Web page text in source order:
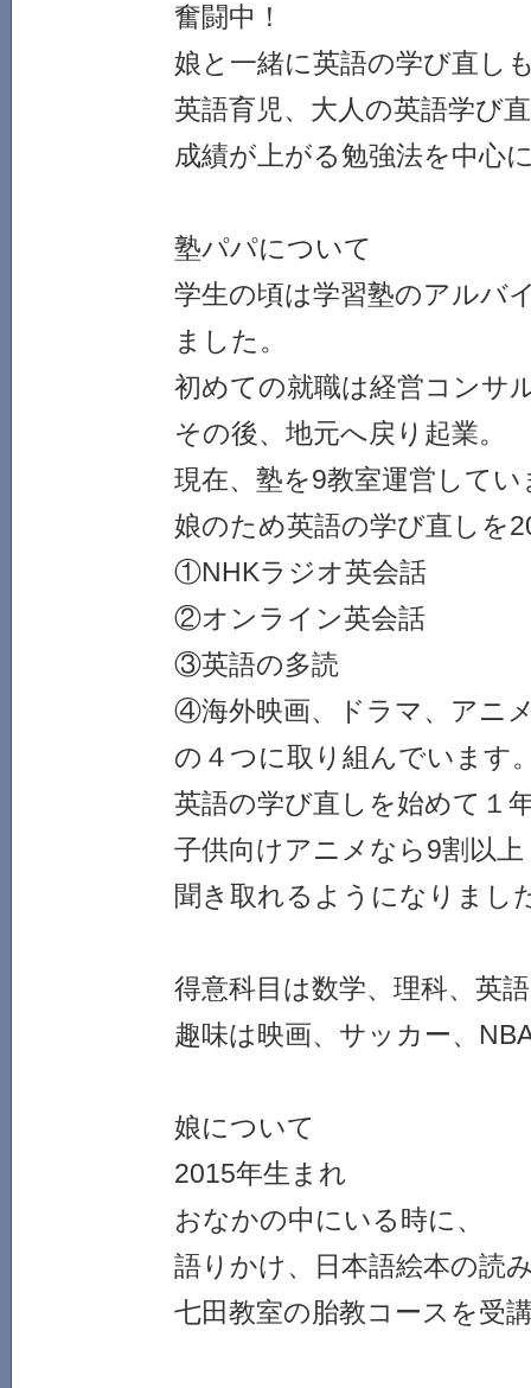
奮闘中！
娘と一緒に英語の学び直し
英語育児、大人の英語学び
成績が上がる勉強法を中心
塾パパについて
学生の頃は学習塾のアルバ
ました。
初めての就職は経営コンサ
その後、地元へ戻り起業。
現在、塾を9教室運営してい
娘のため英語の学び直しを
①NHKラジオ英会話
②オンライン英会話
③英語の多読
④海外映画、ドラマ、アニ
の４つに取り組んでいます
英語の学び直しを始めて１
子供向けアニメなら9割以上
聞き取れるようになりまし
得意科目は数学、理科、英語
趣味は映画、サッカー、
娘について
2015年生まれ
おなかの中にいる時に、
語りかけ、日本語絵本の読
七田教室の胎教コースを受